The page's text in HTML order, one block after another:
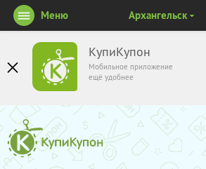
КупиКупон
Мобильное приложение
ещё удобнее
Меню Архангельск